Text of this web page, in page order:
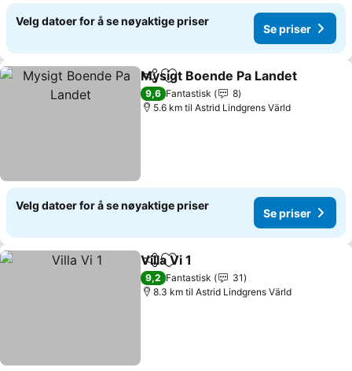
Velg datoer for å se nøyaktige priser
Se priser
Del Legg til i favoritter
Mysigt Boende Pa Landet
9,6 Fantastisk
8
5.6 km til Astrid Lindgrens Värld
Velg datoer for å se nøyaktige priser
Se priser
Del Legg til i favoritter
Villa Vi 1
9,2 Fantastisk
31
8.3 km til Astrid Lindgrens Värld